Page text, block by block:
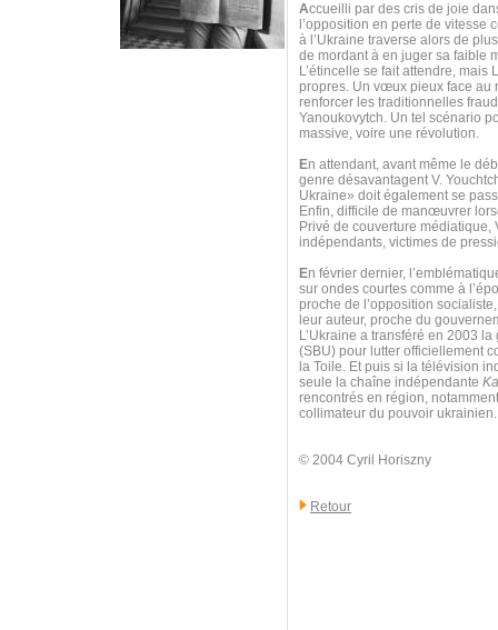
Accueilli par des cris de joie
l’opposition en perte de
à l’Ukraine traverse alors de
de mordant à en juger sa faible
L’étincelle se fait attendre,
propres. Un vœux pieux face au
renforcer les traditionnelles
Yanoukovytch. Un tel scénario
massive, voire une révolution.
En attendant, avant même le
genre désavantagent V.
Ukraine» doit également se
Enfin, difficile de manœuvrer
Privé de couverture
indépendants, victimes de
En février dernier,
sur ondes courtes comme à
proche de l’opposition
leur auteur, proche du
L’Ukraine a transféré en 2003
(SBU) pour lutter officiellement
la Toile. Et puis si la télévision
seule la chaîne indépendante
rencontrés en région,
collimateur du pouvoir ukrainien.
© 2004 Cyril Horiszny
Retour